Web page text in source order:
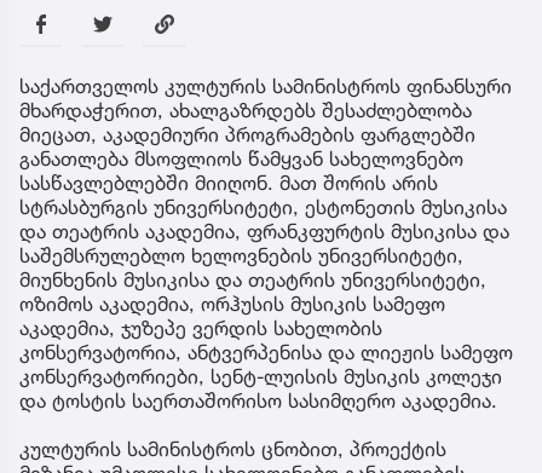
საქართველოს კულტურის სამინისტროს ფინანსური
მხარდაჭერით, ახალგაზრდებს შესაძლებლობა
მიეცათ, აკადემიური პროგრამების ფარგლებში
განათლება მსოფლიოს წამყვან სახელოვნებო
სასწავლებლებში მიიღონ. მათ შორის არის
სტრასბურგის უნივერსიტეტი, ესტონეთის მუსიკისა
და თეატრის აკადემია, ფრანკფურტის მუსიკისა და
საშემსრულებლო ხელოვნების უნივერსიტეტი,
მიუნხენის მუსიკისა და თეატრის უნივერსიტეტი,
ოზიმოს აკადემია, ორჰუსის მუსიკის სამეფო
აკადემია, ჯუზეპე ვერდის სახელობის
კონსერვატორია, ანტვერპენისა და ლიეჟის სამეფო
კონსერვატორიები, სენტ-ლუისის მუსიკის კოლეჯი
და ტოსტის საერთაშორისო სასიმღერო აკადემია.
კულტურის სამინისტროს ცნობით, პროექტის